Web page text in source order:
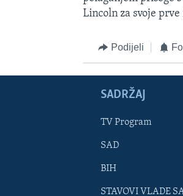
Lincoln za svoje
Podijeli
SADRŽAJ
TV Program
SAD
BIH
STAVOVI VLADE